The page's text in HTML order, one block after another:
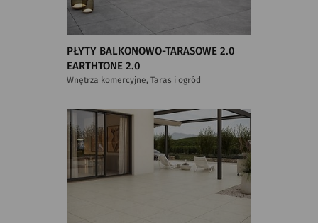
PŁYTY BALKONOWO-TARASOWE 2.0
EARTHTONE 2.0
Wnętrza komercyjne, Taras i ogród